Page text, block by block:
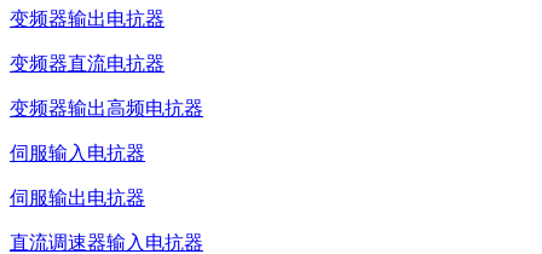
变频器输出电抗器
变频器直流电抗器
变频器输出高频电抗器
伺服输入电抗器
伺服输出电抗器
直流调速器输入电抗器